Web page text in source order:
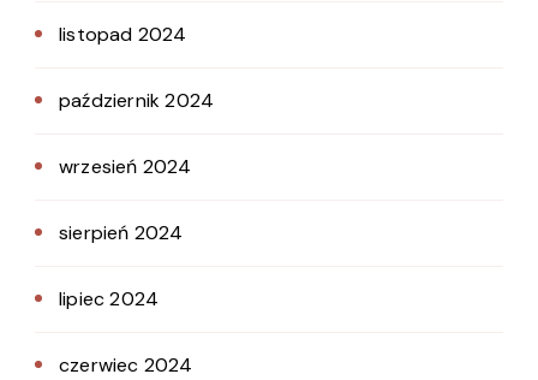
listopad 2024
październik 2024
wrzesień 2024
sierpień 2024
lipiec 2024
czerwiec 2024